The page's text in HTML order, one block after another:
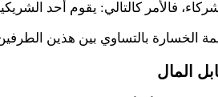
فالأمر كالتالي: يقوم أحد
الخسارة بالتساوي بين هذين